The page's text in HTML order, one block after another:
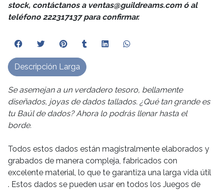
stock, contáctanos a ventas@guildreams.com ó al
teléfono 222317137 para confirmar.
Se asemejan a un verdadero tesoro, bellamente
diseñados, joyas de dados tallados. ¿Qué tan grande es
tu Baúl de dados? Ahora lo podrás llenar hasta el
borde.
Todos estos dados están magistralmente elaborados y
grabados de manera compleja, fabricados con
excelente material, lo que te garantiza una larga vida útil
. Estos dados se pueden usar en todos los Juegos de
Descripción Larga